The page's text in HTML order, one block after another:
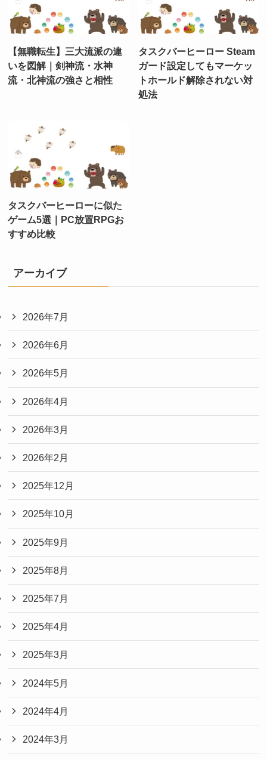
【無職転生】三大流派の違
いを図解｜剣神流・水神
流・北神流の強さと相性
タスクバーヒーロー Steam
ガード設定してもマーケッ
トホールド解除されない対
処法
タスクバーヒーローに似た
ゲーム5選｜PC放置RPGお
すすめ比較
アーカイブ
2026年7月
2026年6月
2026年5月
2026年4月
2026年3月
2026年2月
2025年12月
2025年10月
2025年9月
2025年8月
2025年7月
2025年4月
2025年3月
2024年5月
2024年4月
2024年3月